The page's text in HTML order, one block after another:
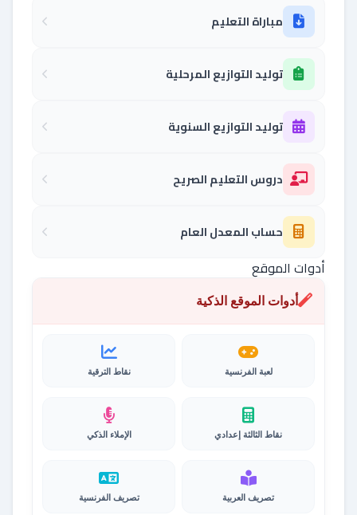
مباراة التعليم
توليد التوازيع المرحلية
توليد التوازيع السنوية
دروس التعليم الصريح
حساب المعدل العام
أدوات الموقع
أدوات الموقع الذكية
لعبة الفرنسية نقاط الترقية
نقاط الثالثة إعدادي الإملاء الذكي
تصريف العربية تصريف الفرنسية